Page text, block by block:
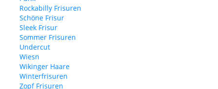
Rockabilly Frisuren
Schöne Frisur
Sleek Frisur
Sommer Frisuren
Undercut
Wiesn
Wikinger Haare
Winterfrisuren
Zopf Frisuren